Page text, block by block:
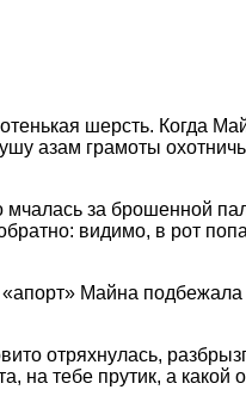
шерсть. Когда
азам грамоты
за брошенной
видимо, в рот
Майна подбежала
отряхнулась,
на тебе прутик, а какой